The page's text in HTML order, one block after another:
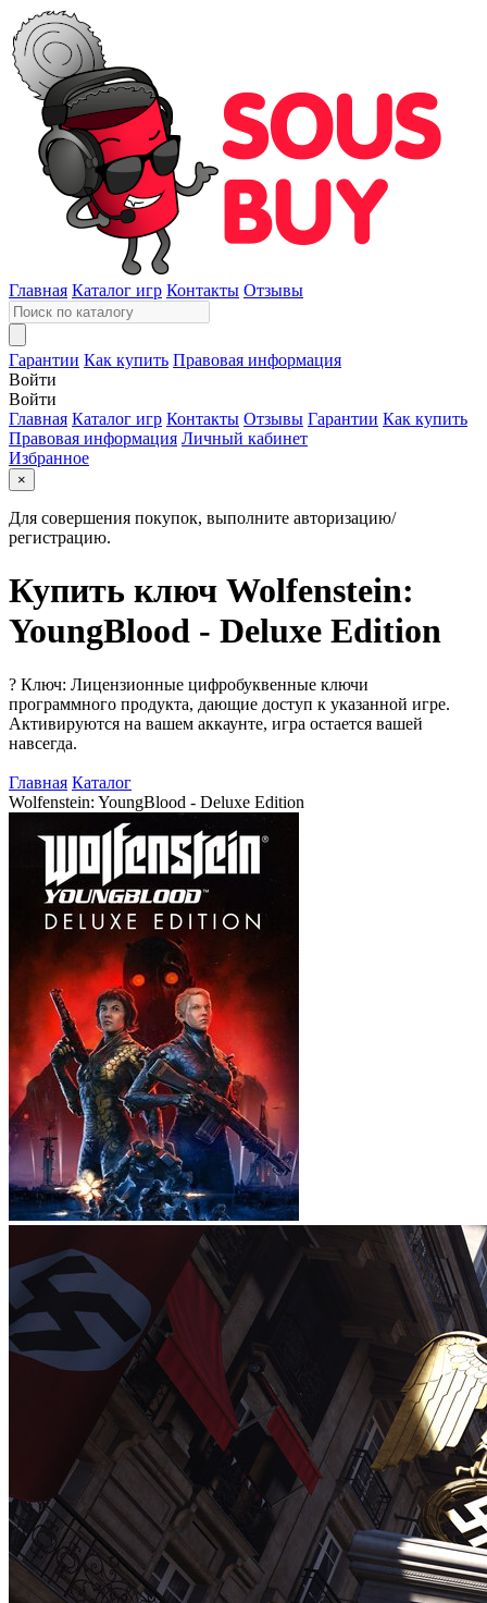
Главная Каталог игр Контакты Отзывы
Гарантии Как купить Правовая информация
Войти
Войти
Главная Каталог игр Контакты Отзывы Гарантии Как купить
Правовая информация Личный кабинет
Избранное
×
Для совершения покупок, выполните авторизацию/
регистрацию.
Купить ключ Wolfenstein:
YoungBlood - Deluxe Edition
? Ключ: Лицензионные цифробуквенные ключи
программного продукта, дающие доступ к указанной игре.
Активируются на вашем аккаунте, игра остается вашей
навсегда.
Главная Каталог
Wolfenstein: YoungBlood - Deluxe Edition